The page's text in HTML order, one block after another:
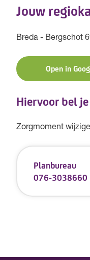
Jouw
Breda - Bergschot
Open in
Hiervoor bel
Zorgmoment
Planbureau
076-3038660